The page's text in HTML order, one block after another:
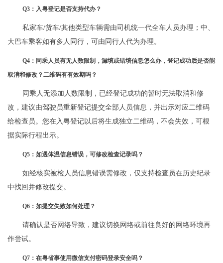
Q3：入粤登记是否支持代办？
私家车/货车/其他类型车辆需由司机统一代全车人员办理；中、
大巴车乘客如有多人同行，可由同行人代为办理。
Q4： 同乘人员有无人数限制，漏填或错填信息怎么办，登记成功后是否能
取消和修改？二维码有有效期吗？
同乘人无添加人数限制，已经登记成功的暂时无法取消和修
改，建议由驾驶员重新登记提交全部人员信息，并出示对应二维码
给检查员。您在入粤登记以后将生成独立二维码，不会失效，可根
据实际行程出示。
Q5：如遇体温信息错误，可修改检查记录吗？
如经核实被检人员信息错误需修改，仅支持检查员在历史纪录
中找回并修改提交。
Q6：如提交失败如何处理？
请确认是否网络导致，建议切换网络或前往良好的网络环境再
作尝试。
Q7：在粤省事使用微信支付密码登录安全吗？